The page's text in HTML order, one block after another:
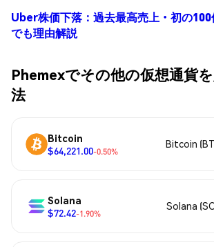
Uber株価下落：過去最高売上・初の
でも理由解説
Phemexでその他の仮想通貨
法
Bitcoin
$64,221.00-0.50%
Bitcoin
Solana
$72.42-1.90%
Solana